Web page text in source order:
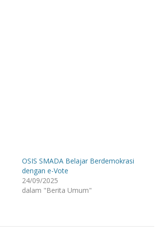
OSIS SMADA Belajar Berdemokrasi
dengan e-Vote
24/09/2025
dalam "Berita Umum"